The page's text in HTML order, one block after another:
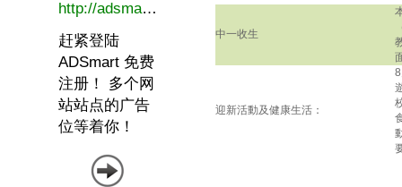
中一收生
迎新活動及健康生活：